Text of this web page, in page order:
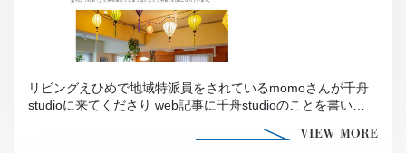
リビングえひめで地域特派員をされているmomoさんが千舟
studioに来てくださり web記事に千舟studioのことを書いて
VIEW MORE